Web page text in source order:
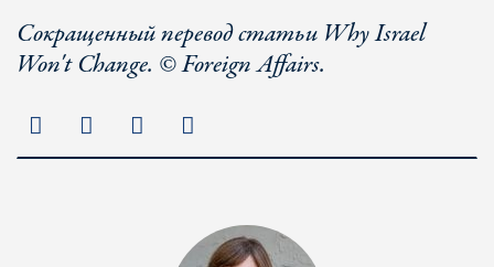
Сокращенный перевод статьи Why Israel
Won't Change. © Foreign Affairs.